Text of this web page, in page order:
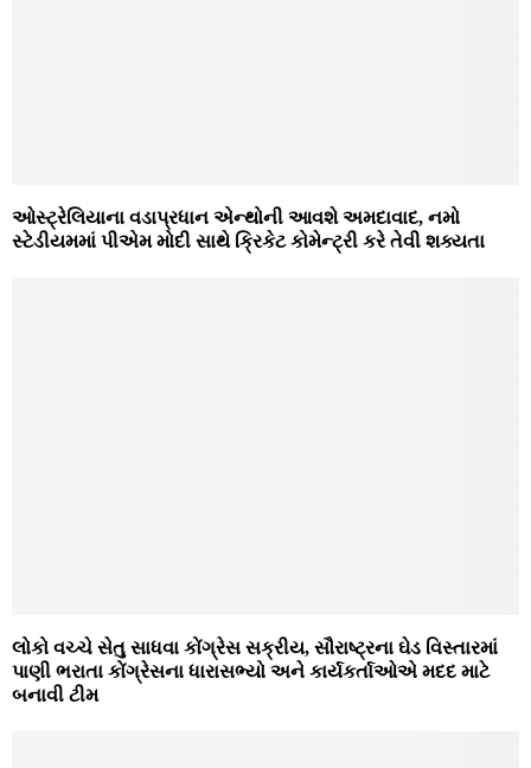
ઓસ્ટ્રેલિયાના વડાપ્રધાન એન્થોની આવશે અમદાવાદ, નમો
સ્ટેડીયમમાં પીએમ મોદી સાથે ક્રિકેટ કોમેન્ટ્રી કરે તેવી શક્યતા
લોકો વચ્ચે સેતુ સાધવા કોંગ્રેસ સક્રીય, સૌરાષ્ટ્રના ઘેડ વિસ્તારમાં
પાણી ભરાતા કોંગ્રેસના ધારાસભ્યો અને કાર્યકર્તાઓએ મદદ માટે
બનાવી ટીમ